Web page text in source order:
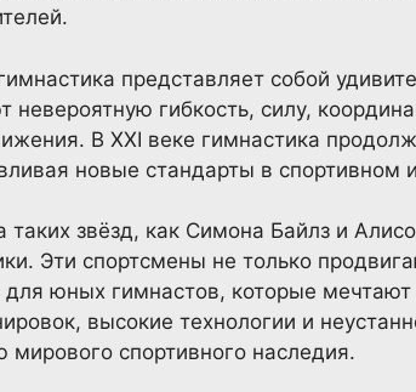
представляет собой
невероятную гибкость, силу,
В XXI веке гимнастика
новые стандарты в спортивном
таких звёзд, как Симона Байлз и
Эти спортсмены не только
юных гимнастов, которые
высокие технологии и
мирового спортивного наследия.